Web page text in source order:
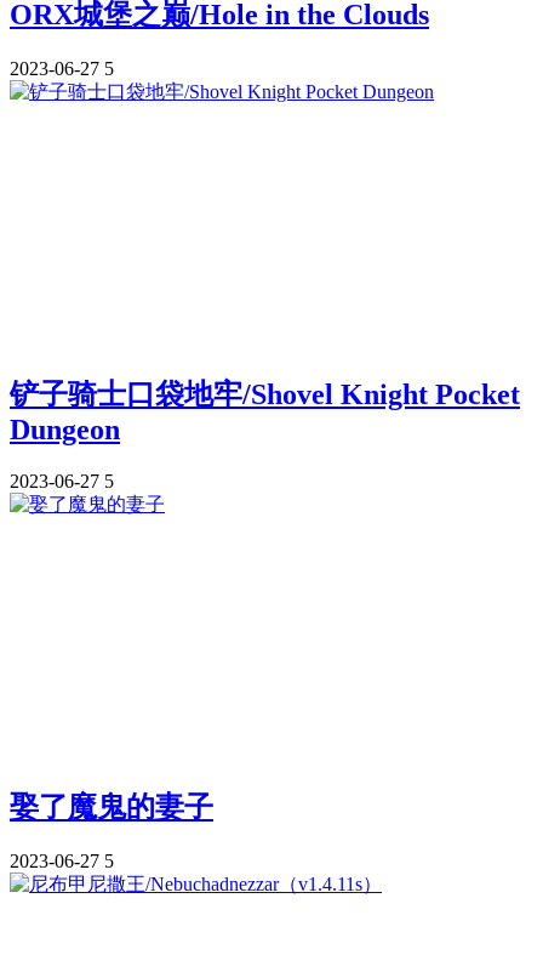
ORX城堡之巅/Hole in the Clouds
2023-06-27 5
铲子骑士口袋地牢/Shovel Knight Pocket
Dungeon
2023-06-27 5
娶了魔鬼的妻子
2023-06-27 5